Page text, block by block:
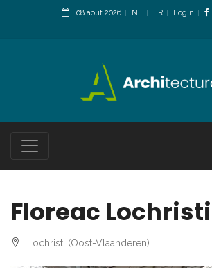
08 août 2026 NL FR
Login
Floreac Lochristi
Lochristi (Oost-Vlaanderen)